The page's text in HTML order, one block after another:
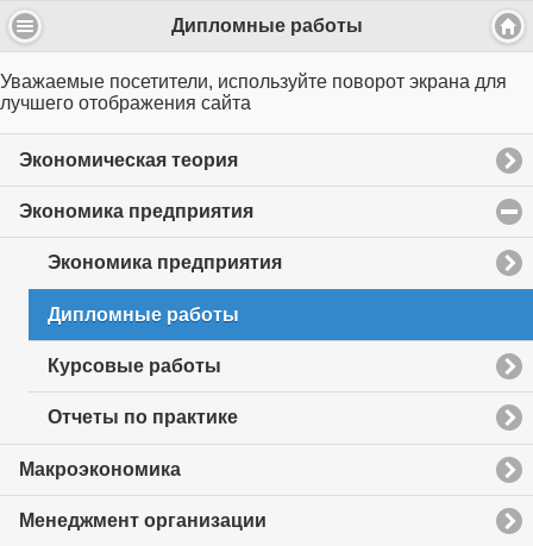
Дипломные работы
Уважаемые посетители, используйте поворот экрана для
лучшего отображения сайта
Экономическая теория
Экономика предприятия
to
collapse
Экономика предприятия
Дипломные работы
Курсовые работы
Отчеты по практике
Макроэкономика
Менеджмент организации